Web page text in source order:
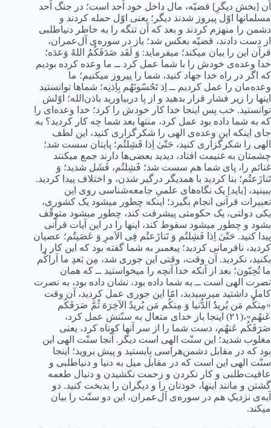
آن [بخش دیگرِ] قضیّه، مال داخل خود اُحد است؛ در جنگ اُحد
مسلمانها اوّل پیروز شدند دیگر؛ یعنی اوّل حمله کردند و
دشمن را منهزم کردند و بعد که آن تنگه را به خاطر دنیاطلبی
از دست دادند، قضیّه بعکس شد؛ باز در سوره‌ی آل‌عمران،
قرآن این را بیان میکند؛ میفرماید: وَ لَقَد صَدَقَکُمُ اللهُ وَعدَه؛
خدا وعده‌ی خودش را با شما عمل کرد ــ ما وعده کرده بودیم
که اگر در راه خدا جهاد کنید، شما را پیروز میکنیم؛ ما
وعده‌مان را عمل کردیم ــ اِذ تَحُسّونَهُم بِاِذنِه؛ شماها توانستید
اینها را زیر فشار قرار بدهید و از پا دربیاورید باذن‌الله؛ اوّلش
توانستید. خب پس اینجا خدا کار خودش را کرد؛ خدا وعده‌ای را
که به شما داده بود عمل کرد، منتها بعد شما چه کار کردید؟‌ به
جای اینکه این وعده‌ی الهی را شکرگزاری کنید، این لطف
الهی را شکرگزاری کنید، حَتّىٰ اِذا فَشِلتُم؛ پایتان سست شد؛
چشمتان به غنیمت افتاد، دیدید بعضی‌ها دارند جمع میکنند
غنائم را، پای شما هم سست شد؛ فَشِلتُم، فَشَل شدید؛ وَ
تَنازَعتُم؛ بنا کردید با همدیگر درگیر شدن، و اختلاف پیدا کردید.
ببینید، [باید] یک نگاه‌های علمیِ جامعه‌شناسی روی این
تعبیرات قرآنی انجام بگیرد؛ اینکه چطور میشود یک کشوری،
یکی دولتی، یک حکومتی پیشرفت کند، چطور میشود متوقّف
بشود و چطور میشود سقوط کند، اینها را در این آیات قرآنی
پیدا کنید. حَتّىٰ اِذا فَشِلتُم وَ تَنازَعتُم فِی الاَمرِ وَ عَصَیتُم؛ عصیان
کردید، نافرمانی کردید؛ پیغمبر به شما گفته بود که این کار را
بکنید، نکردید. آن وقت، وقتی این جوری شد، مِن بَعدِ ما اَراکُم
ما تُحِبّون؛ بعد از آنکه خدا آنچه را میخواستید ــ که همان
نصرت الهی است ــ به شما داده بود، نشان داده بود، به نصرت
کامل داشتید میرسیدید، امّا این جوری عمل کردید، آن‌ وقت
«مِنکُم مَن یُریدُ الدُّنیا وَ مِنکُم مَن یُریدُ الآخِرَهَ ثُمَّ صَرَفَکُم
عَنهُم»،(۲۱) اینجا باز خدای متعال به سنّتش عمل کرد،
صَرَفَکُم عَنهُم، دست شما را از سر آنها کوتاه کرد، یعنی
مغلوب شدید؛ این سنّت الهی است دیگر. آنجا سنّت الهی این
بود که در مقابل دشمن‌هراسی بِایستید و پیش بروید؛ اینجا
سنّت الهی این است که در مقابل میل به دنیا و دنیاطلبی و
عافیت‌طلبی و کار نکردن و زحمت نکشیدن و دنبال طعمه
گشتن و مانند اینها، خودتان را و دیگران را بدبخت کنید. دو
آیه‌ی نزدیکِ هم در سوره‌ی آل‌عمران، این دو سنّت را بیان
میکند.